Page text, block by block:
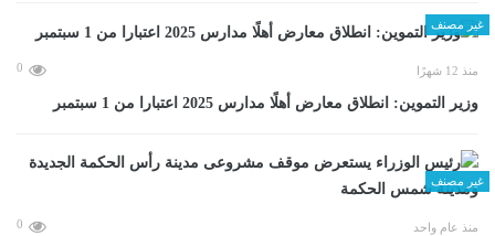
غير مصنف
منذ 12 شهرًا 0
وزير التموين: انطلاق معارض أهلًا مدارس 2025 اعتبارا من 1 سبتمبر
غير مصنف
منذ عام واحد 0